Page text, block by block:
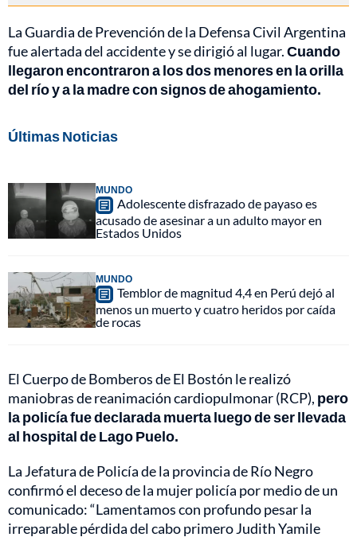
La Guardia de Prevención de la Defensa Civil Argentina
fue alertada del accidente y se dirigió al lugar.Cuando
llegaron encontraron a los dos menores en la orilla
del río y a la madre con signos de ahogamiento.
Últimas Noticias
MUNDO
Adolescente disfrazado de payaso es
acusado de asesinar a un adulto mayor en
Estados Unidos
MUNDO
Temblor de magnitud 4,4 en Perú dejó al
menos un muerto y cuatro heridos por caída
de rocas
El Cuerpo de Bomberos de El Bostón le realizó
maniobras de reanimación cardiopulmonar (RCP), pero
la policía fue declarada muerta luego de ser llevada
al hospital de Lago Puelo.
La Jefatura de Policía de la provincia de Río Negro
confirmó el deceso de la mujer policía por medio de un
comunicado: “Lamentamos con profundo pesar la
irreparable pérdida del cabo primero Judith Yamile